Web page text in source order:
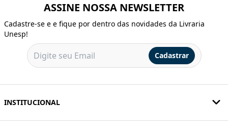
ASSINE NOSSA NEWSLETTER
Cadastre-se e e fique por dentro das novidades da Livraria
Unesp!
Cadastrar
INSTITUCIONAL